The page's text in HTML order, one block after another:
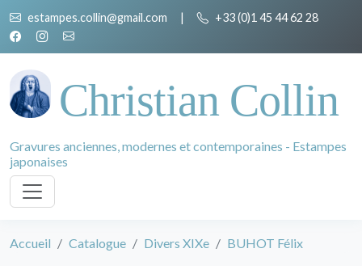
estampes.collin@gmail.com | +33 (0)1 45 44 62 28
Christian Collin
Gravures anciennes, modernes et contemporaines - Estampes
japonaises
Accueil Catalogue Divers XIXe BUHOT Félix